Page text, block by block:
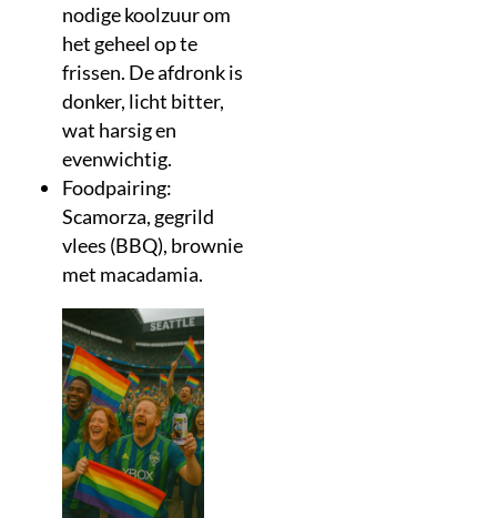
nodige koolzuur om
het geheel op te
frissen. De afdronk is
donker, licht bitter,
wat harsig en
evenwichtig.
Foodpairing:
Scamorza, gegrild
vlees (BBQ), brownie
met macadamia.